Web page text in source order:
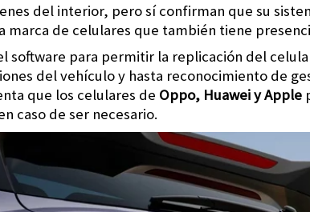
del interior, pero sí confirman que su
marca de celulares que también tiene
software para permitir la replicación del
del vehículo y hasta reconocimiento de
que los celulares de Oppo, Huawei y Apple
caso de ser necesario.